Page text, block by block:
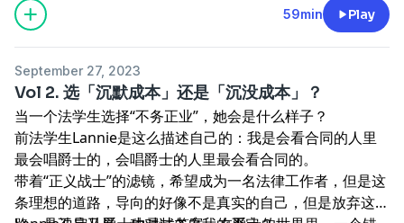
59min Play
September 27, 2023
Vol 2. 选「沉默成本」还是「沉没成本」？
当一个法学生选择“不务正业”，她会是什么样子？
前法学生Lannie是这么描述自己的：我是会看合同的人里
最会唱爵士的，会唱爵士的人里最会看合同的。
带着“正义战士”的滤镜，希望成为一名法律工作者，但是这
条理想的道路，导向的好像不是真实的自己，但是放弃这条